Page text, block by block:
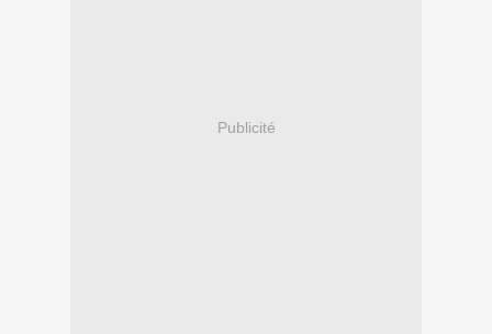
Publicité